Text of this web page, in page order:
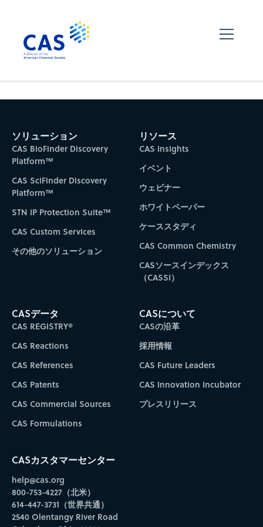
ソリューション
CAS BioFinder Discovery
Platform™
CAS SciFinder Discovery
Platform™
STN IP Protection Suite™
CAS Custom Services
その他のソリューション
リソース
CAS Insights
イベント
ウェビナー
ホワイトペーパー
ケーススタディ
CAS Common Chemistry
CASソースインデックス
（CASSI）
CASデータ
CAS REGISTRY®
CAS Reactions
CAS References
CAS Patents
CAS Commercial Sources
CAS Formulations
CASについて
CASの沿革
採用情報
CAS Future Leaders
CAS Innovation Incubator
プレスリリース
CASカスタマーセンター
help@cas.org
800-753-4227（北米）
614-447-3731（世界共通）
2540 Olentangy River Road